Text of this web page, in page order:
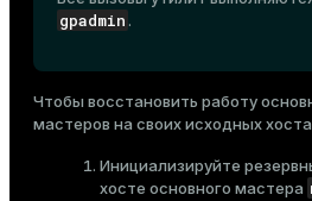
gpadmin .
Чтобы восстановить работу
мастеров на своих исходных
Инициализируйте
хосте основного мастера